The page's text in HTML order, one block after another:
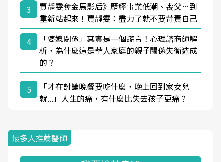
3
賈靜雯奪金馬影后》歷經事業低潮、喪父…到
重新站起來！賈靜雯：盡力了就不要苛責自己
4
「婆媳關係」其實是一個謊言！心理諮商師解
析，為什麼這是華人家庭的親子關係失衡造成
的？
5
「才在討論晚餐要吃什麼，晚上回到家女兒
就...」人生的痛，有什麼比失去孩子更痛？
最多人推薦醫師